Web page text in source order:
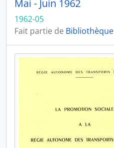
Mai - Juin 1962
1962-05
Fait partie de Bibliothèque